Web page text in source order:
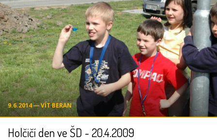
9.6.2014 ― VÍT BERAN
Holčičí den ve ŠD - 20.4.2009